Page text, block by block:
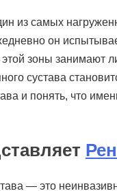
из самых
он
зоны занимают
сустава
и понять, что
— это